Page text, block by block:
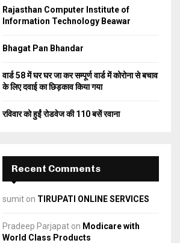
Rajasthan Computer Institute of
Information Technology Beawar
Bhagat Pan Bhandar
वार्ड 58 में घर घर जा कर सम्पूर्ण वार्ड में कोरोना से बचाव
के लिए दवाई का छिड़काव किया गया
रविवार को हुईं रोडवेज की 110 बसें रवाना
Recent Comments
sumit on TIRUPATI ONLINE SERVICES
Pradeep Parjapat on Modicare with
World Class Products